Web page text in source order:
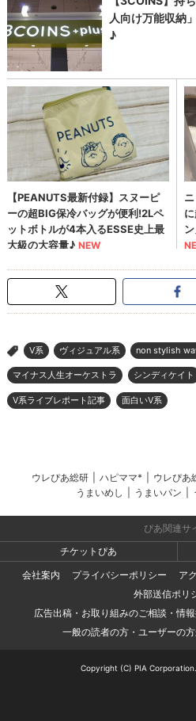
> V系 ヴィジュアル系 non stylish
マイナス人生オーケストラ シンディケイト
V系ライブレポート記事 面白いV系
ウレぴあ総研 ハピママ* ウレぴあ
うまいめし
うまいパン
ぴあ関連サ
チケットぴあ
会社案内
プライバシーポリシー
ア
外部送信ポリ
広告出稿・お取り組みのご相談・情
一般の読者の方・ユーザーの
Copyright (C) PIA